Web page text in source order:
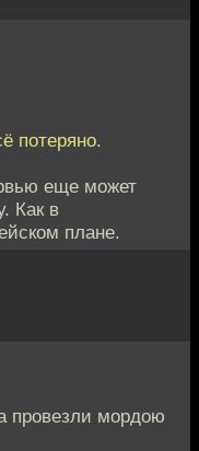
потеряно.
еще может
Как в
плане.
провезли мордою